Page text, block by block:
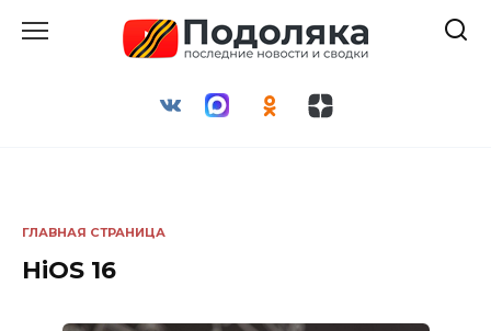
ГЛАВНАЯ СТРАНИЦА
HiOS 16